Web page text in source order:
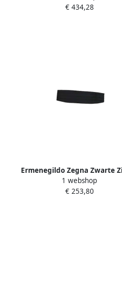
Heren
€ 434,28
Ermenegildo Zegna Zwarte
Smoking Fascia met
Inzetstukken Black Heren
1 webshop
€ 253,80